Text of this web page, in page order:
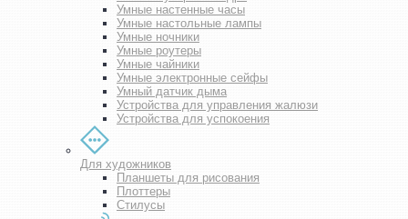
Умные настенные часы
Умные настольные лампы
Умные ночники
Умные роутеры
Умные чайники
Умные электронные сейфы
Умный датчик дыма
Устройства для управления жалюзи
Устройства для успокоения
Для художников
Планшеты для рисования
Плоттеры
Стилусы